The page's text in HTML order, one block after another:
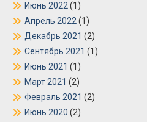
Июнь 2022 (1)
Апрель 2022 (1)
Декабрь 2021 (2)
Сентябрь 2021 (1)
Июнь 2021 (1)
Март 2021 (2)
Февраль 2021 (2)
Июнь 2020 (2)